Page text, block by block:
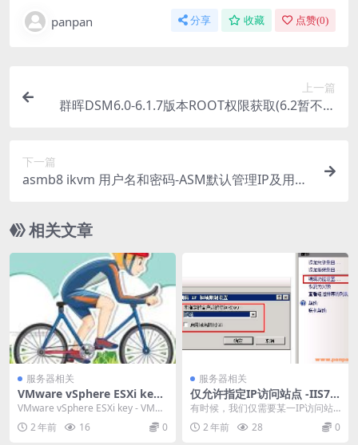
panpan 分享 收藏 点赞(0)
上一篇
群晖DSM6.0-6.1.7版本ROOT权限获取(6.2暂不适
下一篇
asmb8 ikvm 用户名和密码-ASM默认管理IP及用户
相关文章
服务器相关
VMware vSphere ESXi key
– VMware vCenter key
VMware vSphere ESXi key - VMwa
re vCenter...
2 年前 16 0
服务器相关
仅允许指定IP访问站点 -IIS7
设置
有时候，我们仅需要某一IP访问站
点，或仅让某一IP段访问站点，这
时候就需要用到I...
2 年前 28 0